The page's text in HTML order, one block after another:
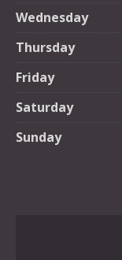
Wednesday
Thursday
Friday
Saturday
Sunday